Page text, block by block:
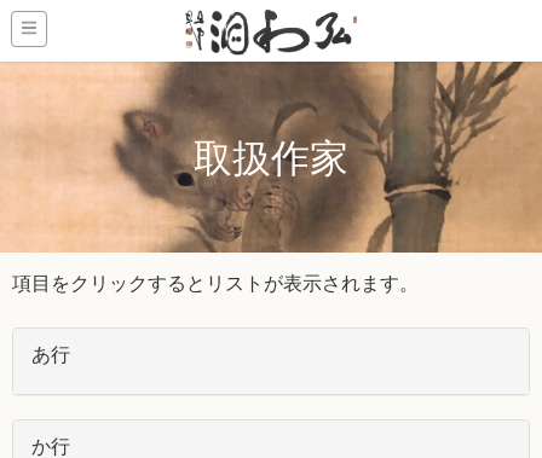
取扱作家
項目をクリックするとリストが表示されます。
あ行
か行